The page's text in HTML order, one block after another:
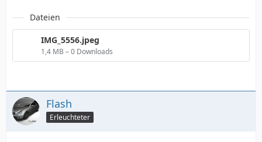
Dateien
IMG_5556.jpeg
1,4 MB – 0 Downloads
Flash
Erleuchteter